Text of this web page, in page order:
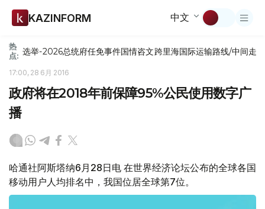
KAZINFORM 中文
热
点: 选举-2026总统府任免事件国情咨文跨里海国际运输路线/中间走廊
17:00, 28 6月 2016
政府将在2018年前保障95%公民使用数字广
播
哈通社阿斯塔纳6月28日电 在世界经济论坛公布的全球各国
移动用户人均排名中，我国位居全球第7位。